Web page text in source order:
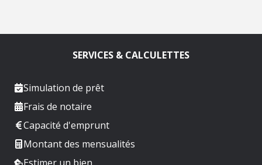
SERVICES & CALCULETTES
Simulation de prêt
Frais de notaire
Capacité d'emprunt
Montant des mensualités